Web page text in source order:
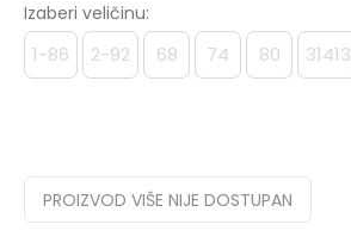
Izaberi veličinu:
1-86 2-92 68 74 80 31413
PROIZVOD VIŠE NIJE DOSTUPAN